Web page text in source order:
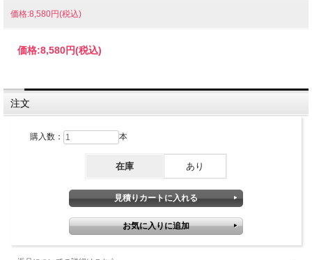
価格:8,580円(税込)
価格:8,580円(税込)
注文
購入数： 本
在庫 あり